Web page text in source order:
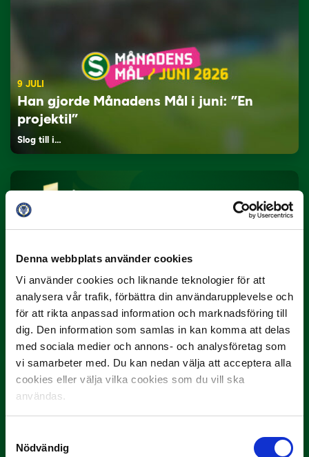
Denna webbplats använder cookies
Vi använder cookies och liknande teknologier för att
analysera vår trafik, förbättra din användarupplevelse och
för att rikta anpassad information och marknadsföring till
dig. Den information som samlas in kan komma att delas
med sociala medier och annons- och analysföretag som
vi samarbeter med. Du kan nedan välja att acceptera alla
cookies eller välja vilka cookies som du vill ska
användas.
Nödvändig
9 JULI
Han gjorde Månadens Mål i juni: ”En
projektil”
Slog till i…
3 JULI
Rösta på Månadens Spelare i juni
Yttrar gör…